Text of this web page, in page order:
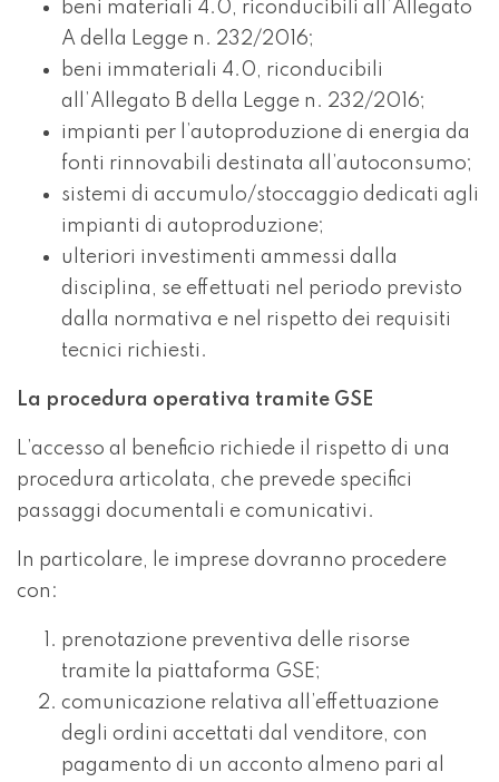
beni materiali 4.0, riconducibili all’Allegato
A della Legge n. 232/2016;
beni immateriali 4.0, riconducibili
all’Allegato B della Legge n. 232/2016;
impianti per l’autoproduzione di energia da
fonti rinnovabili destinata all’autoconsumo;
sistemi di accumulo/stoccaggio dedicati agli
impianti di autoproduzione;
ulteriori investimenti ammessi dalla
disciplina, se effettuati nel periodo previsto
dalla normativa e nel rispetto dei requisiti
tecnici richiesti.
La procedura operativa tramite GSE
L’accesso al beneficio richiede il rispetto di una
procedura articolata, che prevede specifici
passaggi documentali e comunicativi.
In particolare, le imprese dovranno procedere
con:
prenotazione preventiva delle risorse
tramite la piattaforma GSE;
comunicazione relativa all’effettuazione
degli ordini accettati dal venditore, con
pagamento di un acconto almeno pari al